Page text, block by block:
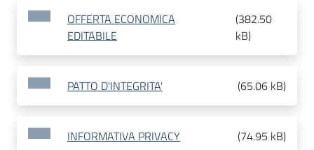
OFFERTA ECONOMICA
EDITABILE
(382.50
kB)
PATTO D'INTEGRITA' (65.06 kB)
INFORMATIVA PRIVACY (74.95 kB)